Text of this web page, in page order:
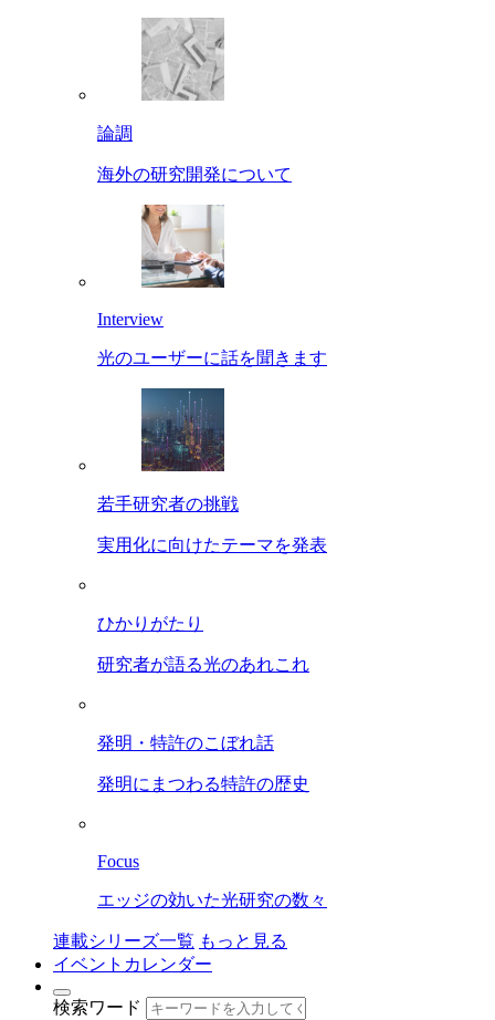
論調
海外の研究開発について
Interview
光のユーザーに話を聞きます
若手研究者の挑戦
実用化に向けたテーマを発表
ひかりがたり
研究者が語る光のあれこれ
発明・特許のこぼれ話
発明にまつわる特許の歴史
Focus
エッジの効いた光研究の数々
連載シリーズ一覧 もっと見る
イベントカレンダー
検索ワード